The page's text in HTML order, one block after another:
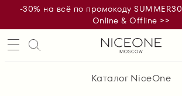
-30% на всё по промокоду
Online & Offline >>
Каталог NiceOne